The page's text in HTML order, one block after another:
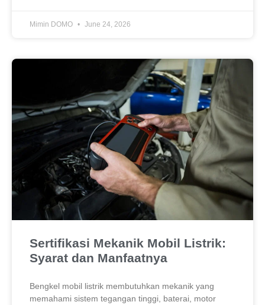
Mimin DOMO June 24, 2026
Sertifikasi Mekanik Mobil Listrik:
Syarat dan Manfaatnya
Bengkel mobil listrik membutuhkan mekanik yang
memahami sistem tegangan tinggi, baterai, motor